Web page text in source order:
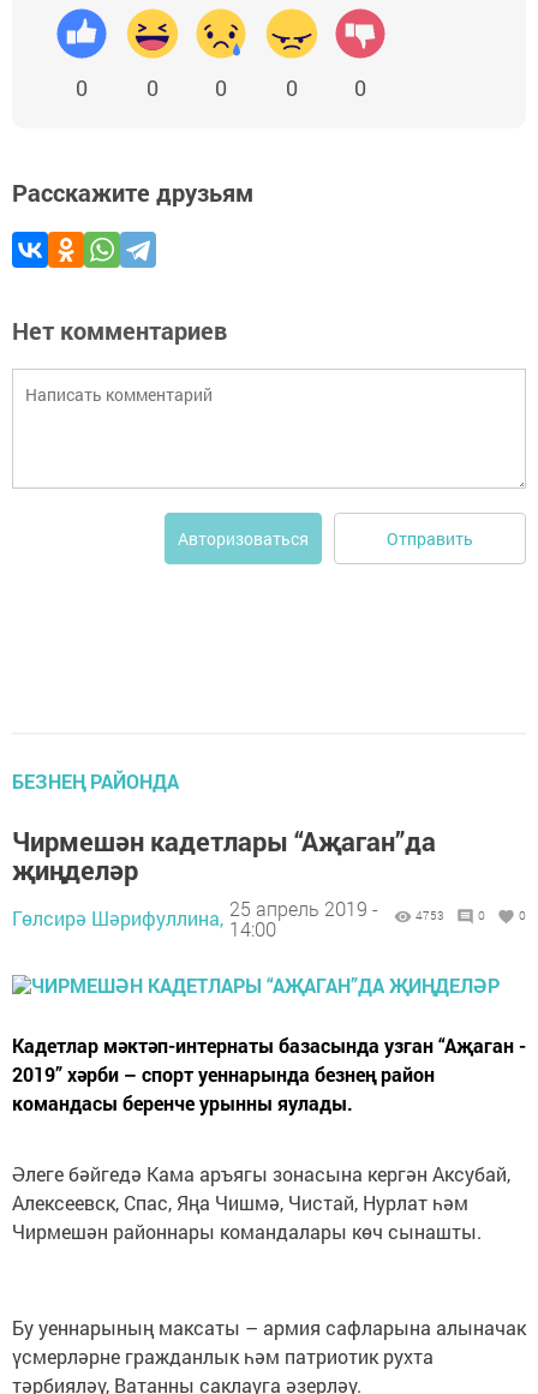
0 0 0 0 0
Расскажите друзьям
Нет комментариев
Авторизоваться Отправить
БЕЗНЕҢ РАЙОНДА
Чирмешән кадетлары “Аҗаган”да
җиңделәр
Гөлсирә Шәрифуллина, 25 апрель 2019 -
14:00
4753 0 0
Кадетлар мәктәп-интернаты базасында узган “Аҗаган -
2019” хәрби – спорт уеннарында безнең район
командасы беренче урынны яулады.
Әлеге бәйгедә Кама аръягы зонасына кергән Аксубай,
Алексеевск, Спас, Яңа Чишмә, Чистай, Нурлат һәм
Чирмешән районнары командалары көч сынашты.
Бу уеннарының максаты – армия сафларына алыначак
үсмерләрне гражданлык һәм патриотик рухта
тәрбияләү, Ватанны саклауга әзерләү.